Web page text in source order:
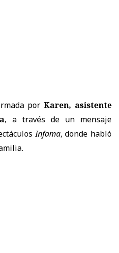
por Karen, asistente
, a través de un mensaje
Infama, donde habló